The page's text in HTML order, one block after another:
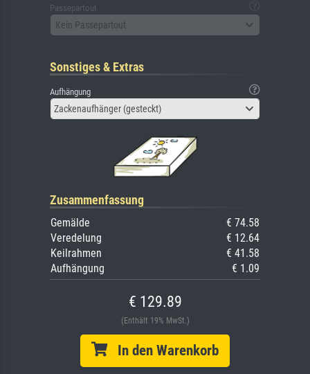
Passepartout
Kein Passepartout
Sonstiges & Extras
Aufhängung
Zackenaufhänger (gesteckt)
Zusammenfassung
Gemälde
€ 74.58
Veredelung
€ 12.64
Keilrahmen
€ 41.58
Aufhängung
€ 1.09
€ 129.89
(Enthält 19% MwSt.)
In den Warenkorb